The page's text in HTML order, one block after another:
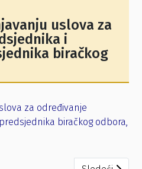
uslova za
i
biračkog
za određivanje
biračkog odbora,